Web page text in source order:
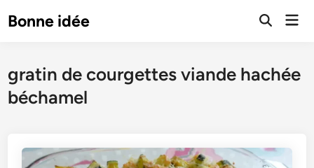
toBonne idée
Open
gratin de courgettes viande hachée
béchamel